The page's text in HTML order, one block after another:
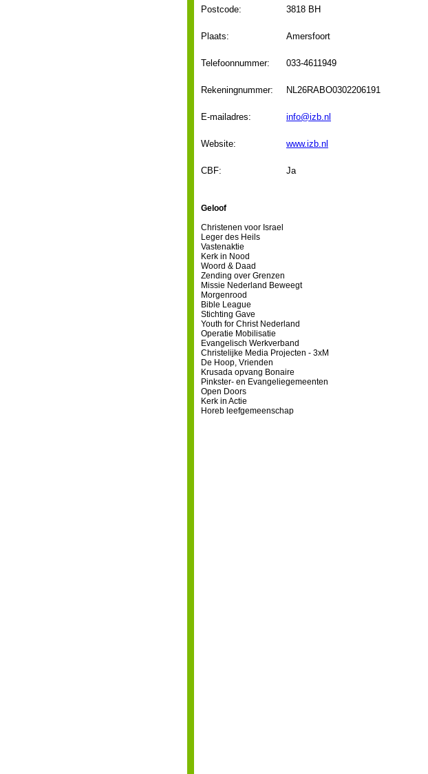
Postcode: 3818 BH
Plaats: Amersfoort
Telefoonnummer: 033-4611949
Rekeningnummer: NL26RABO0302206191
E-mailadres: info@izb.nl
Website: www.izb.nl
CBF: Ja
Geloof
Christenen voor Israel
Leger des Heils
Vastenaktie
Kerk in Nood
Woord & Daad
Zending over Grenzen
Missie Nederland Beweegt
Morgenrood
Bible League
Stichting Gave
Youth for Christ Nederland
Operatie Mobilisatie
Evangelisch Werkverband
Christelijke Media Projecten - 3xM
De Hoop, Vrienden
Krusada opvang Bonaire
Pinkster- en Evangeliegemeenten
Open Doors
Kerk in Actie
Horeb leefgemeenschap